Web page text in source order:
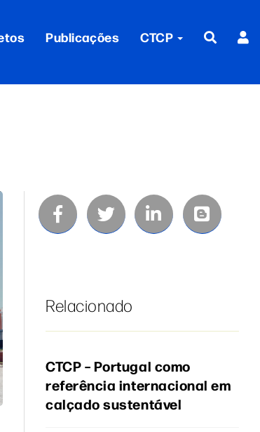
Publicações CTCP
Relacionado
CTCP – Portugal como
referência internacional em
calçado sustentável